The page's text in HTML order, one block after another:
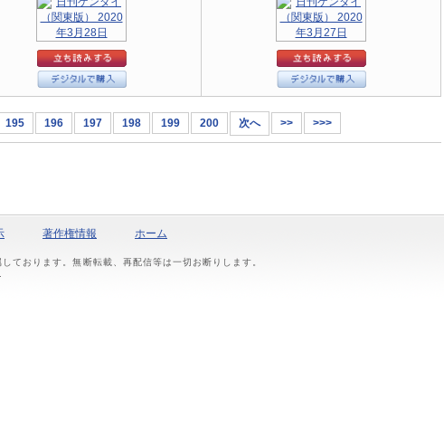
195 196 197 198 199 200 次へ >> >>>
著作権情報 ホーム
ております。無断転載、再配信等は一切お断りします。